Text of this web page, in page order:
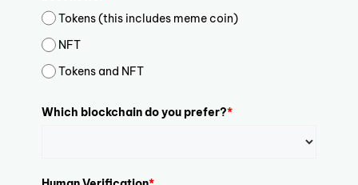
Tokens (this includes meme coin)
NFT
Tokens and NFT
Which blockchain do you prefer?*